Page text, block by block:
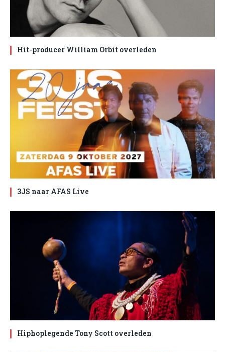
Hit-producer William Orbit overleden
3JS naar AFAS Live
Hiphoplegende Tony Scott overleden